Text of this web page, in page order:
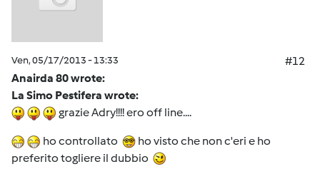
Ven, 05/17/2013 - 13:33
#12
Anairda 80 wrote:
La Simo Pestifera wrote:
grazie Adry!!!! ero off line....
ho controllato
ho visto che non c'eri e ho
preferito togliere il dubbio